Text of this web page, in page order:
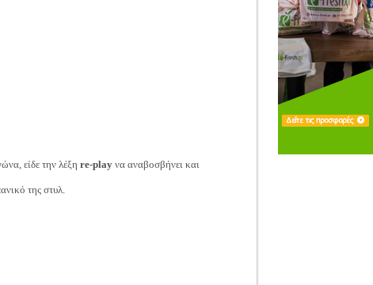
είδε την λέξη re-playνα αναβοσβήνει και
της στυλ.